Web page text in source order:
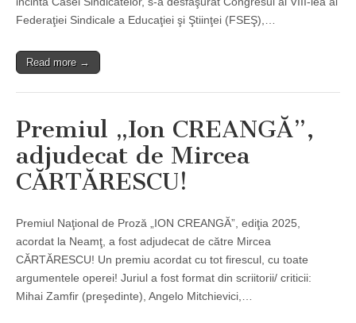
Federaţiei Sindicale a Educaţiei şi Ştiinţei (FSEŞ),…
Read more →
Premiul „Ion CREANGĂ”,
adjudecat de Mircea
CĂRTĂRESCU!
Premiul Naţional de Proză „ION CREANGĂ”, ediţia 2025,
acordat la Neamţ, a fost adjudecat de către Mircea
CĂRTĂRESCU! Un premiu acordat cu tot firescul, cu toate
argumentele operei! Juriul a fost format din scriitorii/ criticii:
Mihai Zamfir (preşedinte), Angelo Mitchievici,…